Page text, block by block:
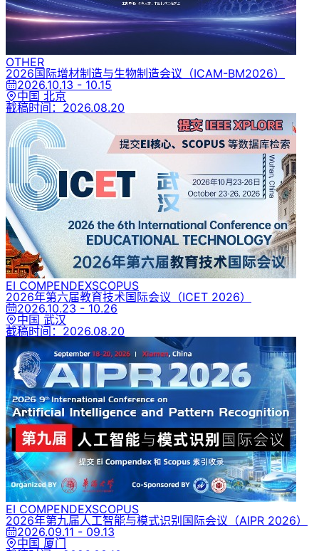
OTHER
2026国际增材制造与生物制造会议 （ICAM-BM2026）
2026.10.13 - 10.15
中国 北京
截稿时间： 2026.08.20
EI COMPENDEXSCOPUS
2026年第六届教育技术国际会议 （ICET 2026）
2026.10.23 - 10.26
中国 武汉
截稿时间： 2026.08.20
EI COMPENDEXSCOPUS
2026年第九届人工智能与模式识别国际会议 （AIPR 2026）
2026.09.11 - 09.13
中国 厦门